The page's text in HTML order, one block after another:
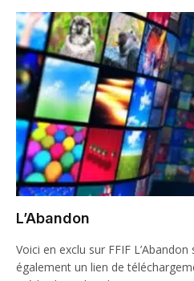
L’Abandon
Voici en exclu sur FFIF
également un lien de